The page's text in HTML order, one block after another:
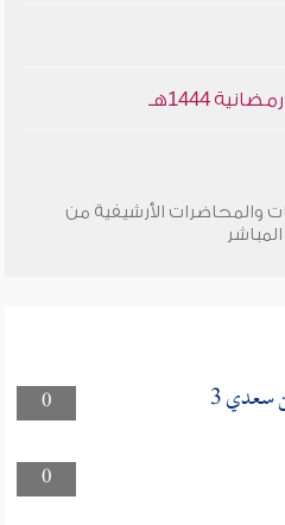
1444هـ
والمحاضرات الأرشيفية من
0 سعدي 3
0